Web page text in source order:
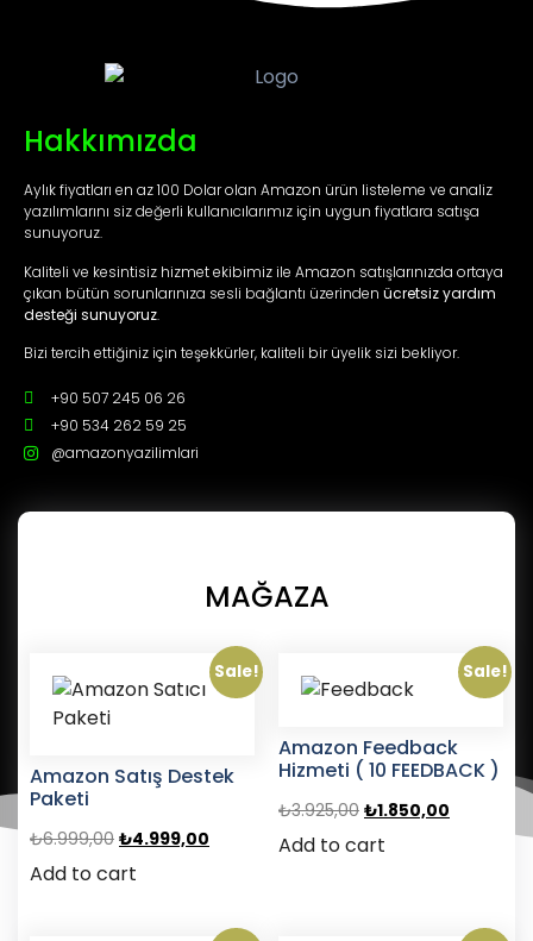
Hakkımızda
Aylık fiyatları en az 100 Dolar olan Amazon ürün listeleme ve analiz
yazılımlarını siz değerli kullanıcılarımız için uygun fiyatlara satışa
sunuyoruz.
Kaliteli ve kesintisiz hizmet ekibimiz ile Amazon satışlarınızda ortaya
çıkan bütün sorunlarınıza sesli bağlantı üzerinden ücretsiz yardım
desteği sunuyoruz.
Bizi tercih ettiğiniz için teşekkürler, kaliteli bir üyelik sizi bekliyor.
+90 507 245 06 26
+90 534 262 59 25
@amazonyazilimlari
MAĞAZA
Sale!
Amazon Satış Destek
Paketi
₺6.999,00 ₺4.999,00
Add to cart
Sale!
Amazon Feedback
Hizmeti ( 10 FEEDBACK )
₺3.925,00 ₺1.850,00
Add to cart